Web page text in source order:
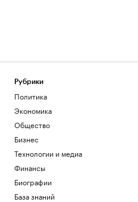
Рубрики
Политика
Экономика
Общество
Бизнес
Технологии и медиа
Финансы
Биографии
База знаний